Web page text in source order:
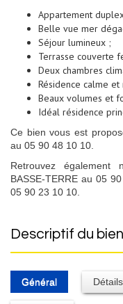
Appartement
Belle vue mer
Séjour lumineux ;
Terrasse couverte
Deux chambres
Résidence calme
Beaux volumes et
Idéal résidence
Ce bien vous est
au 05 90 48 10 10.
Retrouvez également
BASSE-TERRE au 05
05 90 23 10 10.
descriptif du bien
Général